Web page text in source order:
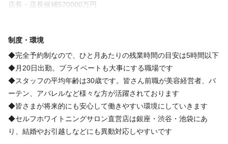
店長・店長候補570000万円
※歩合給及び業績連動型賞与制度は、状況に応じて制度を見直す
場合があります。
※試用期間あり1〜6ヶ月/月給20〜30万円
制度・環境
◆完全予約制なので、ひと月あたりの残業時間の目安は5時間以下
◆月20日出勤。プライベートも大事にする職場です
◆スタッフの平均年齢は30歳です。皆さん前職が美容経営者、バ
ーテン、アパレルなど様々な方が活躍されております
◆皆さまが将来的にも安心して働きやすい環境にしていきます
◆セルフホワイトニングサロン直営店は銀座・渋谷・池袋にあ
り、結婚やお引越しなどにも異動対応しやすいです